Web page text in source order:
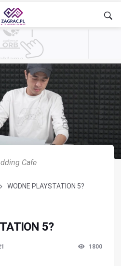
Cafe
WODNE PLAYSTATION 5?
5?
1800